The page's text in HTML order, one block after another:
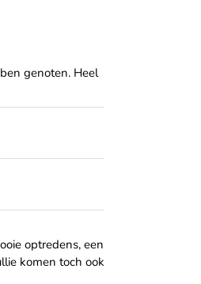
genoten. Heel
optredens, een
komen toch ook